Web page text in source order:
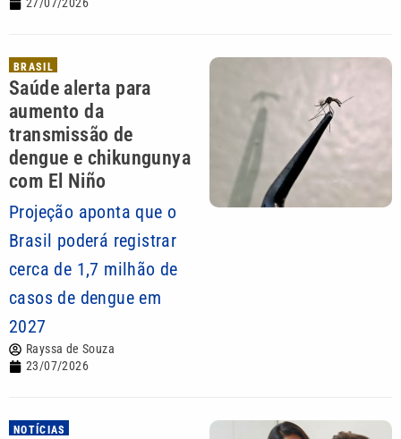
BRASIL
Saúde alerta para
aumento da
transmissão de
dengue e chikungunya
com El Niño
Projeção aponta que o
Brasil poderá registrar
cerca de 1,7 milhão de
casos de dengue em
2027
Rayssa de Souza
23/07/2026
NOTÍCIAS